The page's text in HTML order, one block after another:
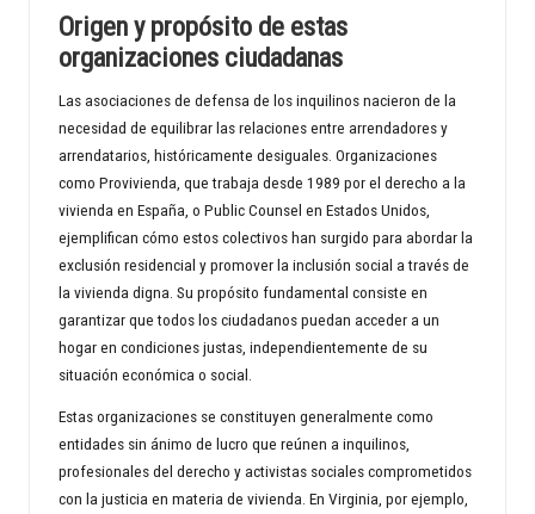
Origen y propósito de estas
organizaciones ciudadanas
Las asociaciones de defensa de los inquilinos nacieron de la
necesidad de equilibrar las relaciones entre arrendadores y
arrendatarios, históricamente desiguales. Organizaciones
como Provivienda, que trabaja desde 1989 por el derecho a la
vivienda en España, o Public Counsel en Estados Unidos,
ejemplifican cómo estos colectivos han surgido para abordar la
exclusión residencial y promover la inclusión social a través de
la vivienda digna. Su propósito fundamental consiste en
garantizar que todos los ciudadanos puedan acceder a un
hogar en condiciones justas, independientemente de su
situación económica o social.
Estas organizaciones se constituyen generalmente como
entidades sin ánimo de lucro que reúnen a inquilinos,
profesionales del derecho y activistas sociales comprometidos
con la justicia en materia de vivienda. En Virginia, por ejemplo,